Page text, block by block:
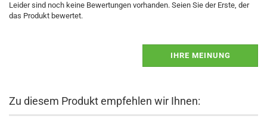
Leider sind noch keine Bewertungen vorhanden. Seien Sie der Erste, der
das Produkt bewertet.
IHRE MEINUNG
Zu diesem Produkt empfehlen wir Ihnen: